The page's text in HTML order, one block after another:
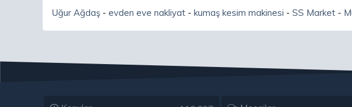
Uğur Ağdaş- evden eve nakliyat- kumaş kesim makinesi - SS Market-